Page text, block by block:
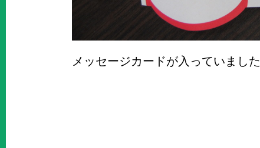
メッセージカードが入っていました